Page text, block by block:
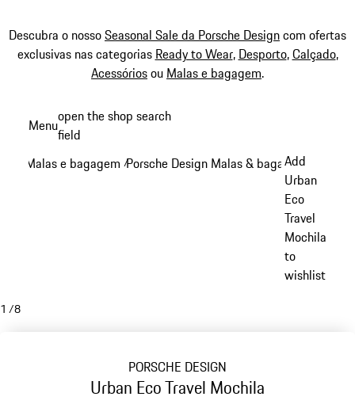
Descubra o nossoSeasonal Sale da Porsche Designcom ofertas
exclusivas nas categorias Ready to Wear, Desporto,Calçado,
Acessóriosou Malas e bagagem.
conteúdo
Menuopen the shop search
field
Malas e bagagem /Porsche Design Malas & bagagem
Add
Urban
Eco
Travel
Mochila
to
wishlist
1 /8
PORSCHE DESIGN
Urban Eco Travel Mochila